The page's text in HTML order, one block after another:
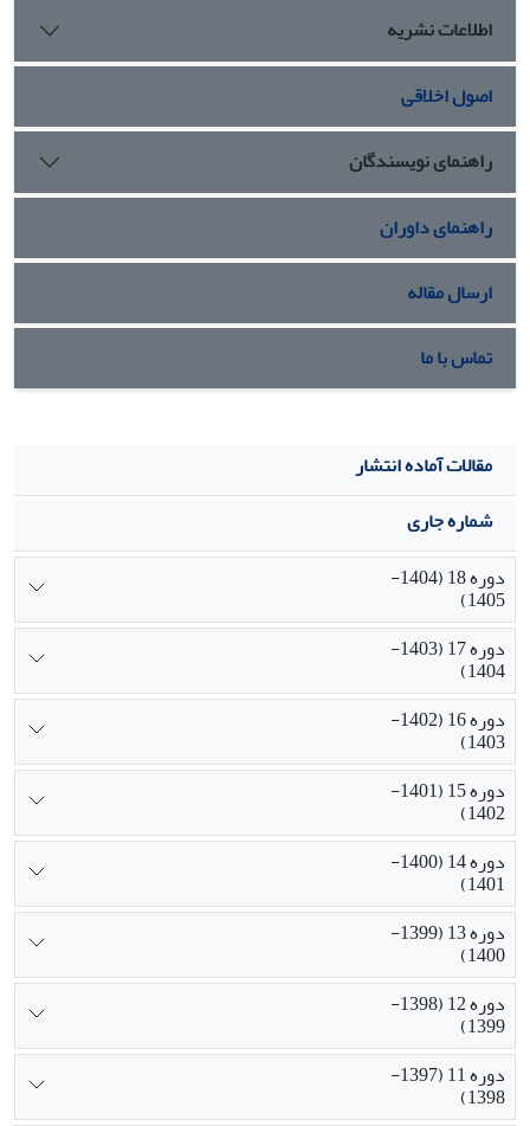
اتخاذ رویکردهای میان‌رشته‌ای و آینده‌نگر آن‌هاست.
اطلاعات نشریه
اصول اخلاقی
راهنمای نویسندگان
راهنمای داوران
ارسال مقاله
تماس با ما
مقالات آماده انتشار
شماره جاری
دوره 18 (1404-
1405)
دوره 17 (1403-
1404)
دوره 16 (1402-
1403)
دوره 15 (1401-
1402)
دوره 14 (1400-
1401)
دوره 13 (1399-
1400)
دوره 12 (1398-
1399)
دوره 11 (1397-
1398)